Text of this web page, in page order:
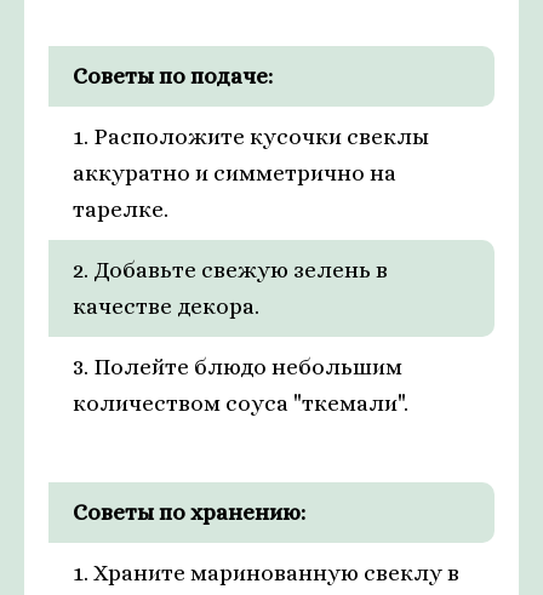
Советы по подаче:
1. Расположите кусочки свеклы
аккуратно и симметрично на
тарелке.
2. Добавьте свежую зелень в
качестве декора.
3. Полейте блюдо небольшим
количеством соуса "ткемали".
Советы по хранению:
1. Храните маринованную свеклу в